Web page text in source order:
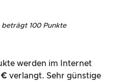
100 Punkte
werden im Internet
€ verlangt. Sehr günstige